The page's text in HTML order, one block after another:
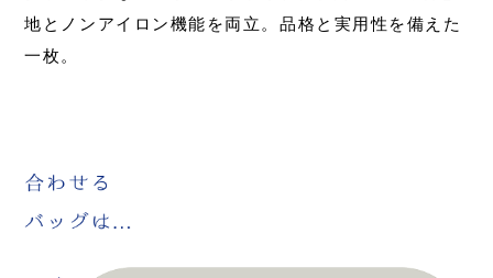
地とノンアイロン機能を両立。品格と実用性を備えた
一枚。